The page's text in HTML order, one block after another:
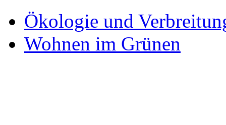
Ökologie und
Wohnen im Grünen